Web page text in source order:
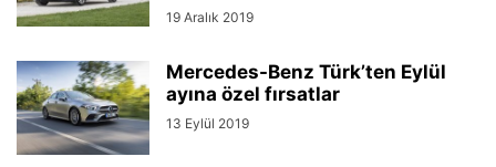
19 Aralık 2019
Mercedes-Benz Türk’ten Eylül
ayına özel fırsatlar
13 Eylül 2019